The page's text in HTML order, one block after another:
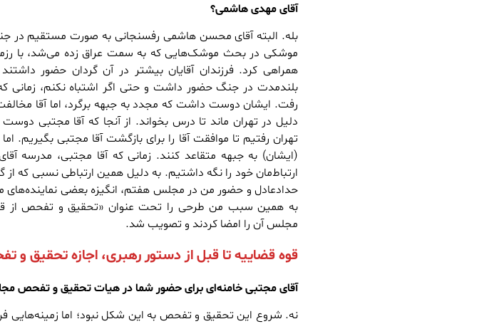
آقای مهدی هاشمی؟
بله. البته آقای محسن هاشمی رفسنجانی به صورت مستقیم در
موشکی در بحث موشک‌هایی که به سمت عراق زده می‌شد، با
همراهی کرد. فرزندان آقایان بیشتر در آن گردان حضور
بلندمدت در جنگ حضور داشت و حتی اگر اشتباه نکنم، زمانی
رفت. ایشان دوست داشت که مجدد به جبهه برگرد، اما آقا
دلیل در تهران ماند تا درس بخواند. از آنجا که آقا مجتبی
تهران رفتیم تا موافقت آقا را برای بازگشت آقا مجتبی بگیریم.
(ایشان) به جبهه متقاعد کنند. زمانی که آقا مجتبی، مدرسه
ارتباط‌مان خود را نگه داشتیم. به دلیل همین ارتباطی نسبی که از
حدادعادل و حضور من در مجلس هفتم، انگیزه بعضی نماینده‌های
به همین سبب من طرحی را تحت عنوان «تحقیق و تفحص از قوه
مجلس آن را امضا کردند و تصویب شد.
قوه قضاییه تا قبل از دستور رهبری، اجازه تحقیق و
آقای مجتبی خامنه‌ای برای حضور شما در هیات تحقیق و تفحص
نه. شروع این تحقیق و تفحص به این شکل نبود؛ اما زمینه‌هایی